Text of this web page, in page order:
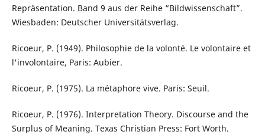
Repräsentation. Band 9 aus der Reihe “Bildwissenschaft”.
Wiesbaden: Deutscher Universitätsverlag.
Ricoeur, P. (1949). Philosophie de la volonté. Le volontaire et
l'involontaire, Paris: Aubier.
Ricoeur, P. (1975). La métaphore vive. Paris: Seuil.
Ricoeur, P. (1976). Interpretation Theory. Discourse and the
Surplus of Meaning. Texas Christian Press: Fort Worth.